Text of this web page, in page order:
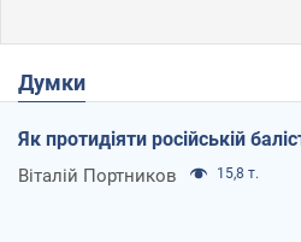
Думки
Як протидіяти російській
Віталій Портников 15,8 т.